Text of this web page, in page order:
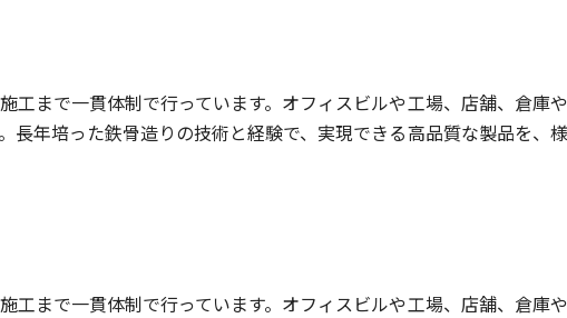
まで一貫体制で行っています。オフィスビルや工場、店舗、倉庫
長年培った鉄骨造りの技術と経験で、実現できる高品質な製品を、
まで一貫体制で行っています。オフィスビルや工場、店舗、倉庫